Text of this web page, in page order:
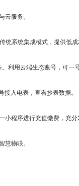
云服务。
系统集成模式，提供低成
利用云端生态账号，可一
入电表，查看抄表数据。
程序进行充值缴费，充分
慧物联。